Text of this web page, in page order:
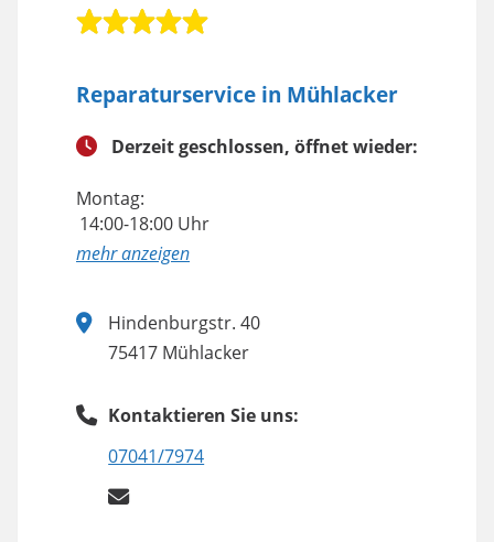
Reparaturservice in Mühlacker
Derzeit geschlossen, öffnet wieder:
Montag:
14:00-18:00 Uhr
anzeigen
Hindenburgstr. 40
75417 Mühlacker
Kontaktieren Sie uns:
07041/7974